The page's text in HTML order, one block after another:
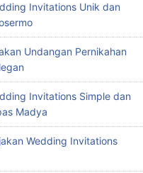
Invitations Unik dan
Undangan Pernikahan
Invitations Simple dan
Madya
Wedding Invitations